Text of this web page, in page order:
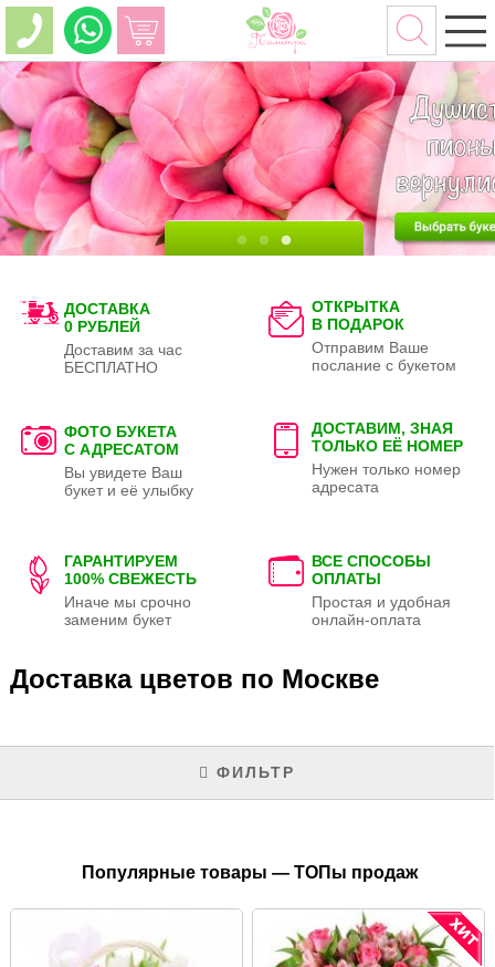
ДОСТАВКА
0 РУБЛЕЙ
Доставим за час
БЕСПЛАТНО
ОТКРЫТКА
В ПОДАРОК
Отправим Ваше
послание с букетом
ФОТО БУКЕТА
С АДРЕСАТОМ
Вы увидете Ваш
букет и её улыбку
ДОСТАВИМ, ЗНАЯ
ТОЛЬКО ЕЁ НОМЕР
Нужен только номер
адресата
ГАРАНТИРУЕМ
100% СВЕЖЕСТЬ
Иначе мы срочно
заменим букет
ВСЕ СПОСОБЫ
ОПЛАТЫ
Простая и удобная
онлайн-оплата
Доставка цветов по Москве
ФИЛЬТР
Популярные товары — ТОПы продаж